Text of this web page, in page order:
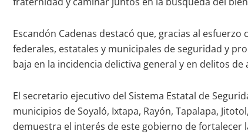
Escandón Cadenas destacó que, gracias al
federales, estatales y municipales de seguridad y
baja en la incidencia delictiva general y en delitos
El secretario ejecutivo del Sistema Estatal de
municipios de Soyaló, Ixtapa, Rayón, Tapalapa,
demuestra el interés de este gobierno de fortalecer